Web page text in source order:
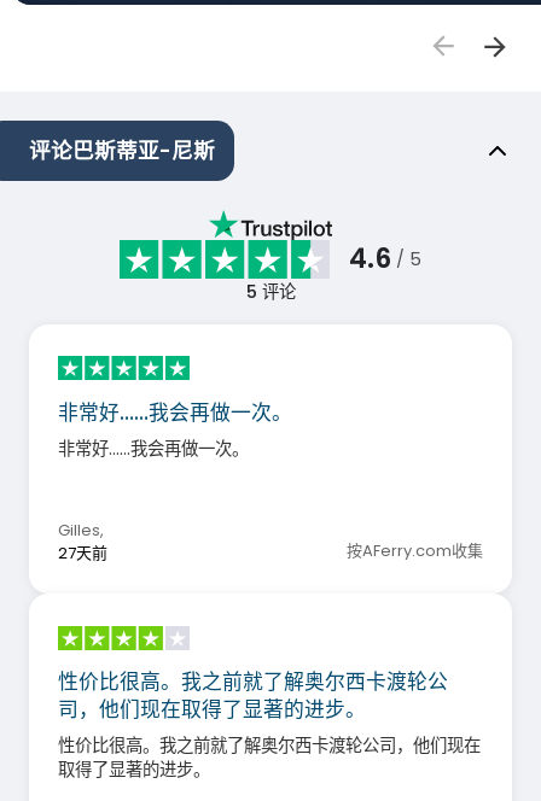
评论巴斯蒂亚-尼斯
4.6 / 5
5 评论
非常好……我会再做一次。
非常好……我会再做一次。
Gilles,
27天前
按AFerry.com收集
性价比很高。我之前就了解奥尔西卡渡轮公
司，他们现在取得了显著的进步。
性价比很高。我之前就了解奥尔西卡渡轮公司，他们现在
取得了显著的进步。